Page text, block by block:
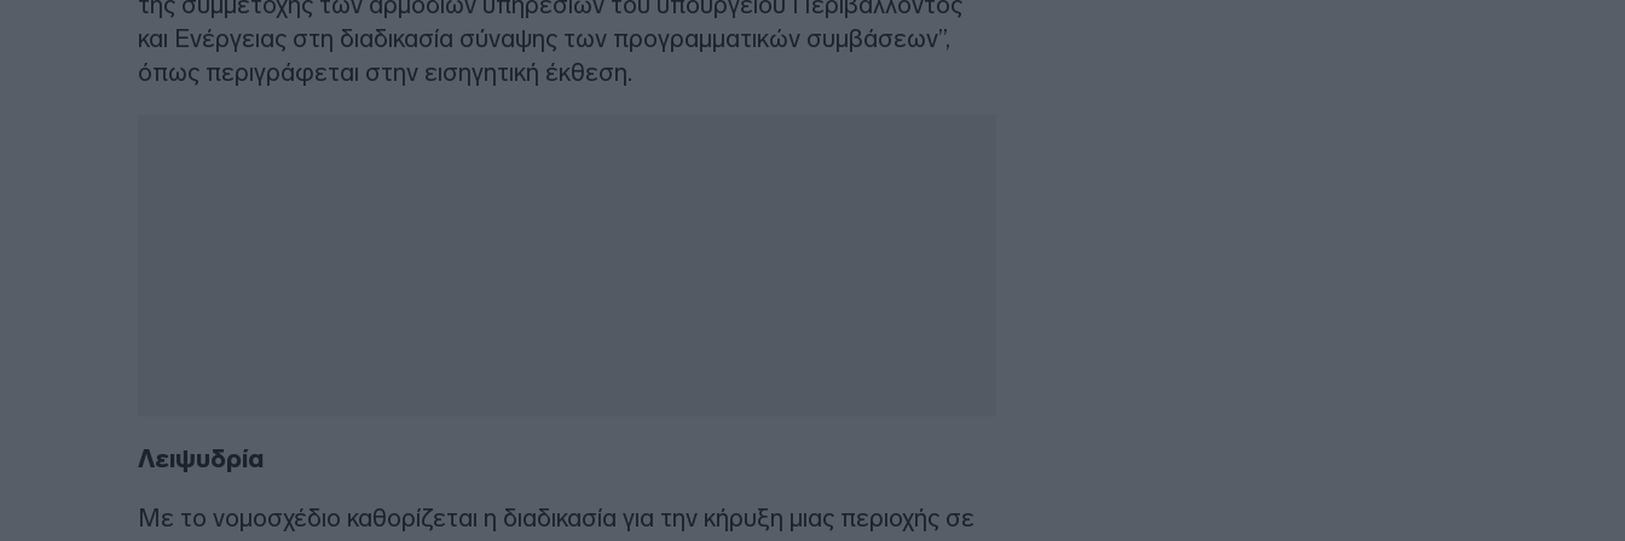
και Ενέργειας στη διαδικασία σύναψης των προγραμματικών συμβάσεων”,
όπως περιγράφεται στην εισηγητική έκθεση.
Λειψυδρία
Με το νομοσχέδιο καθορίζεται η διαδικασία για την κήρυξη μιας περιοχής σε